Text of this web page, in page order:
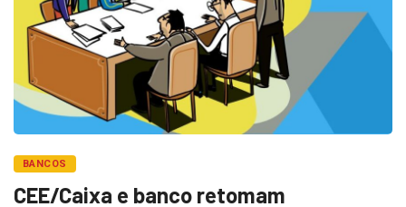
BANCOS
CEE/Caixa e banco retomam